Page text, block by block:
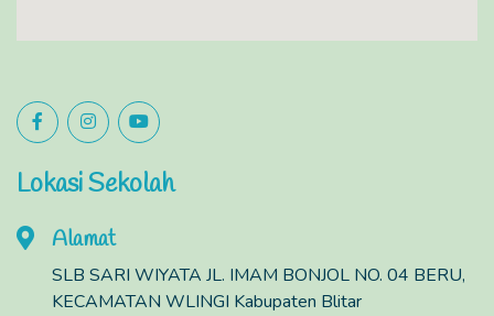
Lokasi Sekolah
Alamat
SLB SARI WIYATA JL. IMAM BONJOL NO. 04 BERU,
KECAMATAN WLINGI Kabupaten Blitar